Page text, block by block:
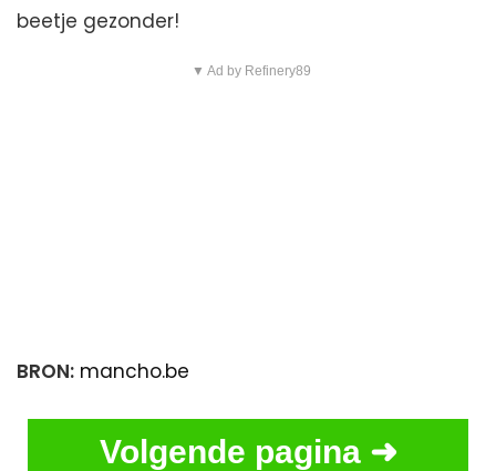
beetje gezonder!
▼ Ad by Refinery89
BRON: mancho.be
Volgende pagina ➜